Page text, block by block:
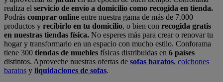
realiza el servicio de envío a domicilio como recogida en tienda.
Podrás comprar online entre nuestra gama de más de 7.000
productos y recibirlo en tu domicilio, o bien con recogida gratis
en nuestras tiendas física. No esperes más para crear o renovar tu
hogar y transformarlo en un espacio con mucho estilo. Conforama
tiene 300 tiendas de muebles físicas distribuidas en 6 países
distintos. Aproveche nuestras ofertas de sofas baratos, colchones
baratos y liquidaciones de sofas.